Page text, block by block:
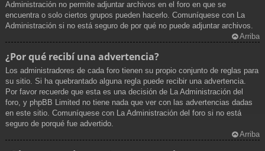
Administración no permite adjuntar archivos en el foro en que se
encuentra o solo ciertos grupos pueden hacerlo. Comuníquese con La
Administración si no está seguro de por qué no puede adjuntar archivos.
Arriba
¿Por qué recibí una advertencia?
Los administradores de cada foro tienen su propio conjunto de reglas para
su sitio. Si ha quebrantado alguna regla puede recibir una advertencia.
Por favor recuerde que esta es una decisión de La Administración del
foro, y phpBB Limited no tiene nada que ver con las advertencias dadas
en este sitio. Comuníquese con La Administración del foro si no está
seguro de porqué fue advertido.
Arriba